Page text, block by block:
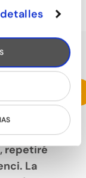
i m'està
amb un
he
m'hi han
repetiré
La
>